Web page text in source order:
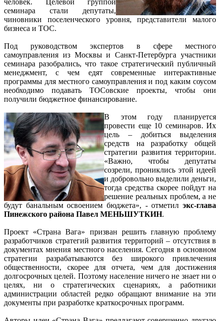
семинара стали депутаты,
чиновники поселенческого уровня, представители малого
бизнеса и ТОС.
Под руководством экспертов в сфере местного
самоуправления из Москвы и Санкт-Петербурга участники
семинара разобрались, что такое стратегический публичный
менеджмент, с чем едят современные интерактивные
программы для местного самоуправления и под каким соусом
необходимо подавать ТОСовские проекты, чтобы они
получили бюджетное финансирование.
В этом году планируется
провести еще 10 семинаров. Их
цель – добиться выделения
средств на разработку общей
стратегии развития территории.
«Важно, чтобы депутаты
созрели, прониклись этой идеей
и добровольно выделили деньги,
тогда средства скорее пойдут на
решение реальных проблем, а не
будут банальным освоением бюджета», - отметил экс-глава
Пинежского района Павел МЕНЬШУТКИН.
Проект «Страна Вага» призван решить главную проблему
разработчиков стратегий развития территорий – отсутствия в
документах мнения местного населения. Сегодня в основном
стратегии разрабатываются без широкого привлечения
общественности, скорее для отчета, чем для достижения
долгосрочных целей. Поэтому население ничего не знает ни о
целях, ни о стратегических сценариях, а работники
администрации областей редко обращают внимание на эти
документы при разработке краткосрочных программ.